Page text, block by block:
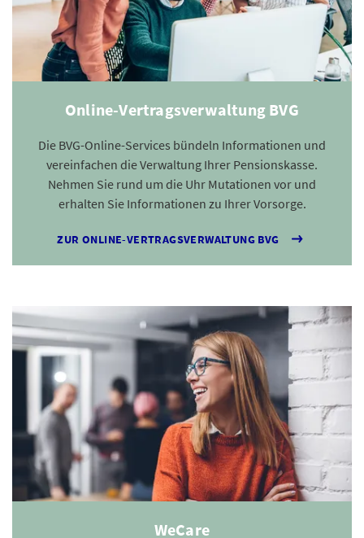
Online-Vertragsverwaltung BVG
Die BVG-Online-Services bündeln Informationen und
vereinfachen die Verwaltung Ihrer Pensionskasse.
Nehmen Sie rund um die Uhr Mutationen vor und
erhalten Sie Informationen zu Ihrer Vorsorge.
ZUR ONLINE-VERTRAGSVERWALTUNG BVG
WeCare